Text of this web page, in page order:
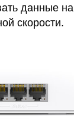
данные на
скорости.